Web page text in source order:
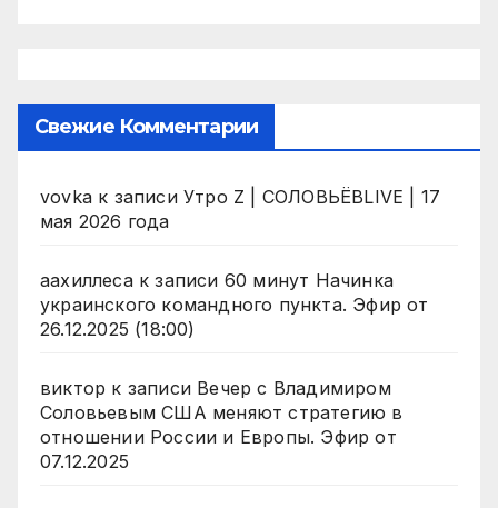
Свежие Комментарии
vovka к записи Утро Z | СОЛОВЬЁВLIVE | 17
мая 2026 года
аахиллесак записи 60 минут Начинка
украинского командного пункта. Эфир от
26.12.2025 (18:00)
виктор к записи Вечер с Владимиром
Соловьевым США меняют стратегию в
отношении России и Европы. Эфир от
07.12.2025